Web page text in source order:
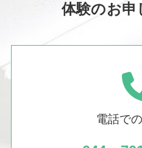
体験のお申
電話で